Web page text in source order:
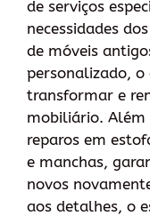
de serviços
necessidades
de móveis
personalizado, o
transformar e
mobiliário. Além
reparos em
e manchas,
novos
aos detalhes, o